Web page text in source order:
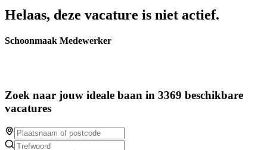
Helaas, deze vacature is niet actief.
Schoonmaak Medewerker
Zoek naar jouw ideale baan in 3369 beschikbare
vacatures